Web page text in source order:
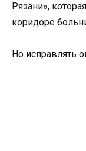
Рязани»,
коридоре
Но исправлять